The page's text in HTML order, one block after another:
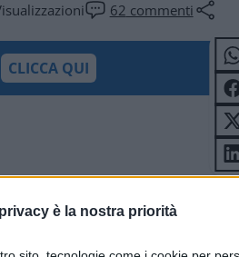
è la nostra priorità
62 commenti
CLICCA QUI